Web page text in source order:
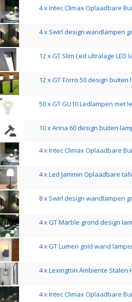
4 x Intec Climax Oplaadbare
4 x Swirl design wandlampen
12 x GT Slim Led ultralage LED
12 x GT Torro 50 design buiten
50 x GT GU10 Ledlampen met
10 x Arina 60 design buiten
4 x Intec Climax Oplaadbare
4 x Led Jammin Oplaadbare
8 x Swirl design wandlampen
4 x GT Marble grond design
4 x GT Lumen gold wand
4 x Lexington Ambiente Stalen
4 x Intec Climax Oplaadbare